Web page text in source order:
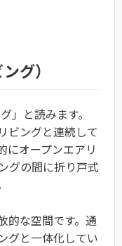
グ）
」と読みます。
ビングと連続して
にオープンエアリ
グの間に折り戸式
的な空間です。通
グと一体化してい